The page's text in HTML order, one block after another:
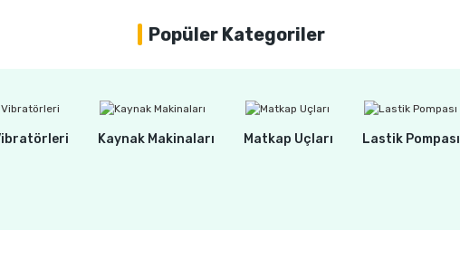
Popüler Kategoriler
Kaynak Makinaları Matkap Uçları Lastik Pompası